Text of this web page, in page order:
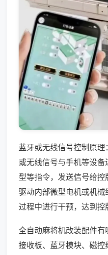
蓝牙或无线信号控制原
或无线信号与手机等设
型等指令，发送信号给
驱动内部微型电机或机
过程中进行干预，达到控
全自动麻将机改装配件
接收板、蓝牙模块、磁